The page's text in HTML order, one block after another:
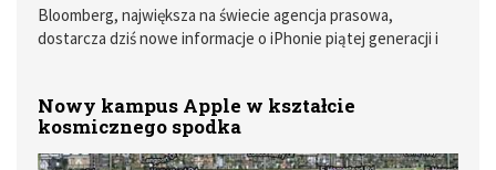
Bloomberg, największa na świecie agencja prasowa,
dostarcza dziś nowe informacje o iPhonie piątej generacji i
osoby, mające być zaznajomione z tematyką Apple.
Nowy kampus Apple w kształcie
kosmicznego spodka